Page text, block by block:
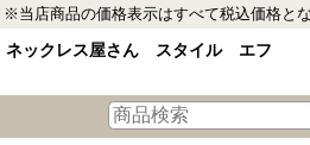
※当店商品の価格表示はすべて税込価格とな
ネックレス屋さん スタイル エフ